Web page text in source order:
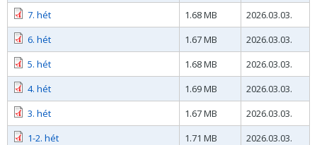
7. hét
1.68 MB
2026.03.03.
6. hét
1.67 MB
2026.03.03.
5. hét
1.68 MB
2026.03.03.
4. hét
1.69 MB
2026.03.03.
3. hét
1.67 MB
2026.03.03.
1-2. hét
1.71 MB 2026.03.03.